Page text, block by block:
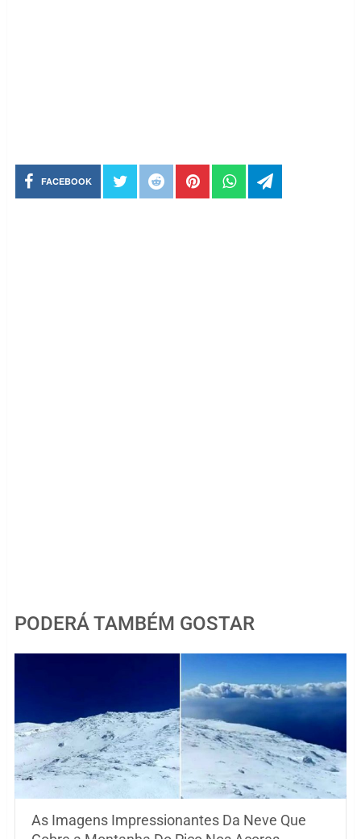
FACEBOOK
PODERÁ TAMBÉM GOSTAR
As Imagens Impressionantes Da Neve Que